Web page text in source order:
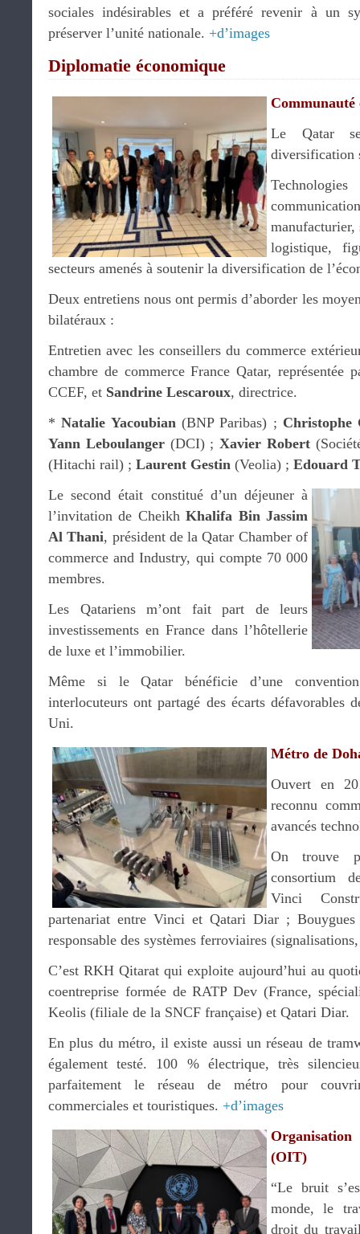
sociales indésirables et a préféré revenir à un
préserver l’unité nationale. +d’images
Diplomatie économique
Communauté
Le Qatar
diversification
logistique,
secteurs amenés à soutenir la diversification de
Deux entretiens nous ont permis d’aborder les
bilatéraux :
Entretien avec les conseillers du commerce
chambre de commerce France Qatar, représentée
CCEF, et Sandrine Lescaroux, directrice.
*Natalie Yacoubian(BNP Paribas) ; Christophe
Yann Leboulanger(DCI) ;Xavier Robert
(Hitachi rail) ; Laurent Gestin (Veolia) ; Edouard
Le second était constitué d’un déjeuner à
l’invitation de CheikhKhalifa Bin Jassim
Al Thani, président de la Qatar Chamber of
commerce and Industry, qui compte 70 000
membres.
Les Qatariens m’ont fait part de leurs
investissements en France dans l’hôtellerie
de luxe et l’immobilier.
Même si le Qatar bénéficie d’une
interlocuteurs ont partagé des écarts défavorables
Uni.
Métro de
Ouvert en
reconnu
avancés
On trouve
consortium
Vinci
partenariat entre Vinci et Qatari Diar ;
responsable des systèmes ferroviaires
C’est RKH Qitarat qui exploite aujourd’hui au
coentreprise formée de RATP Dev (France,
Keolis (filiale de la SNCF française) et Qatari Diar.
En plus du métro, il existe aussi un réseau de
également testé. 100 % électrique, très
parfaitement le réseau de métro pour
commerciales et touristiques. +d’images
(OIT)
“Le bruit
monde, le
droit du